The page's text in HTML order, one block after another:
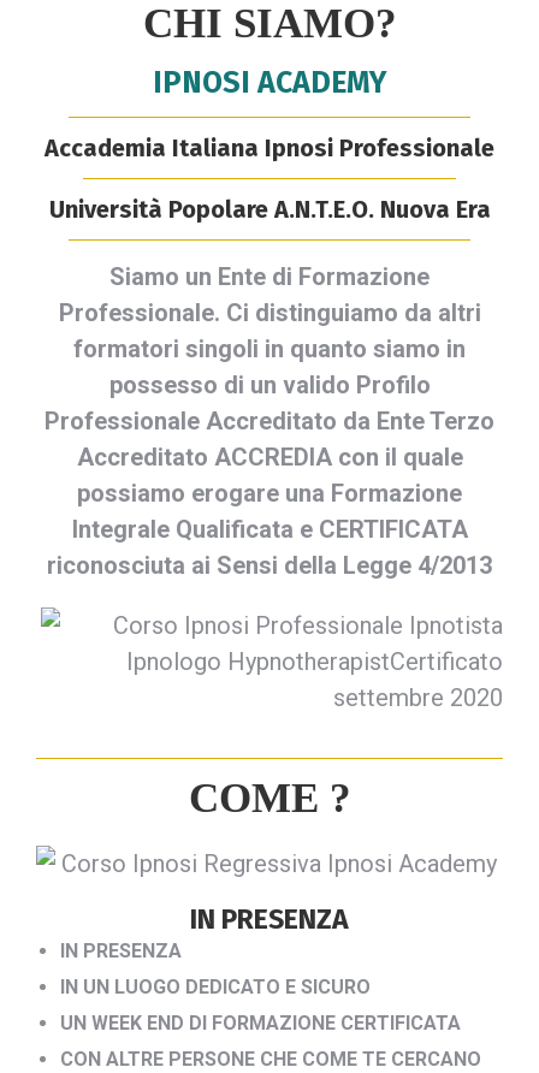
CHI SIAMO?
IPNOSI ACADEMY
Accademia Italiana Ipnosi Professionale
Università Popolare A.N.T.E.O. Nuova Era
Siamo un Ente di Formazione
Professionale. Ci distinguiamo da altri
formatori singoli in quanto siamo in
possesso di un valido Profilo
Professionale Accreditato da Ente Terzo
Accreditato ACCREDIA con il quale
possiamo erogare una Formazione
Integrale Qualificata e CERTIFICATA
riconosciuta ai Sensi della Legge 4/2013
COME ?
IN PRESENZA
IN PRESENZA
IN UN LUOGO DEDICATO E SICURO
UN WEEK END DI FORMAZIONE CERTIFICATA
CON ALTRE PERSONE CHE COME TE CERCANO